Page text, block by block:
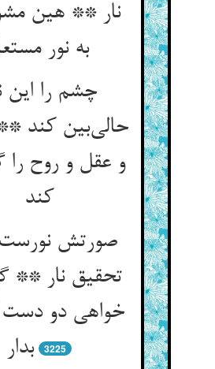
نار ** هین
به نور
چشم را این
حالی‌بین کند
و عقل و روح را
کند
صورتش نورست
تحقیق نار **
خواهی دو دست
بدار
3225